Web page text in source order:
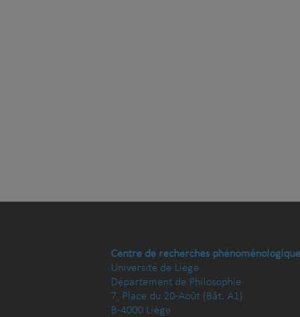
Centre de recherches
Université de Liège
Département de Philosophie
7, Place du 20-Août (Bât. A1)
B-4000 Liège